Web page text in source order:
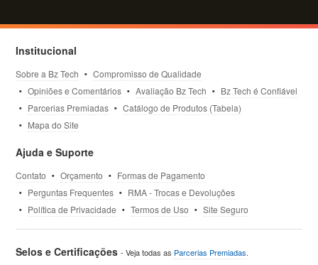
Institucional
Sobre a Bz Tech
Compromisso de Qualidade
Opiniões e Comentários
Avaliação Bz Tech
Bz Tech é Confiável
Parcerias Premiadas
Catálogo de Produtos (Tabela)
Mapa do Site
Ajuda e Suporte
Contato Orçamento
Formas de Pagamento
Perguntas Frequentes
RMA - Trocas e Devoluções
Política de Privacidade
Termos de Uso Site Seguro
Selos e Certificações- Veja todas as Parcerias Premiadas.